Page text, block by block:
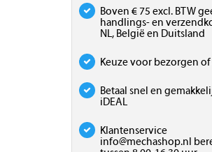
Boven € 75 excl. BTW
handlings- en
NL, België en Duitsland
Keuze voor bezorgen
Betaal snel en
iDEAL
Klantenservice
info@mechashop.nl